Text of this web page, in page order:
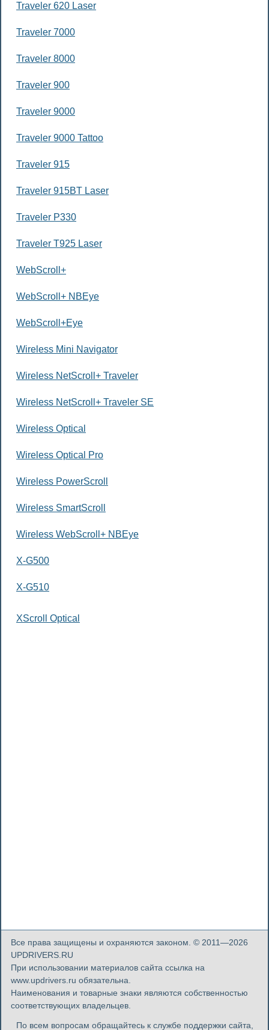
Traveler 620 Laser
Traveler 7000
Traveler 8000
Traveler 900
Traveler 9000
Traveler 9000 Tattoo
Traveler 915
Traveler 915BT Laser
Traveler P330
Traveler T925 Laser
WebScroll+
WebScroll+ NBEye
WebScroll+Eye
Wireless Mini Navigator
Wireless NetScroll+ Traveler
Wireless NetScroll+ Traveler SE
Wireless Optical
Wireless Optical Pro
Wireless PowerScroll
Wireless SmartScroll
Wireless WebScroll+ NBEye
X-G500
X-G510
XScroll Optical
Все права защищены и охраняются законом. © 2011—2026
UPDRIVERS.RU
При использовании материалов сайта ссылка на
www.updrivers.ru обязательна.
Наименования и товарные знаки являются собственностью
соответствующих владельцев.
По всем вопросам обращайтесь к службе поддержки сайта,